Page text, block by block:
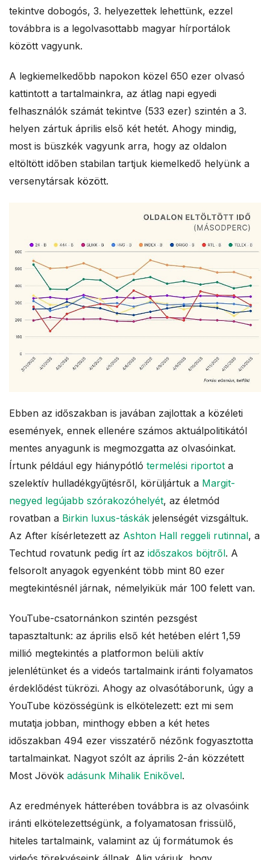
tekintve dobogós, 3. helyezettek lehettünk, ezzel
továbbra is a legolvasottabb magyar hírportálok
között vagyunk.
A legkiemelkedőbb napokon közel 650 ezer olvasó
kattintott a tartalmainkra, az átlag napi egyedi
felhasználók számát tekintve (533 ezer) szintén a 3.
helyen zártuk április első két hetét. Ahogy mindig,
most is büszkék vagyunk arra, hogy az oldalon
eltöltött időben stabilan tartjuk kiemelkedő helyünk a
versenytársak között.
Ebben az időszakban is javában zajlottak a közéleti
események, ennek ellenére számos aktuálpolitikától
mentes anyagunk is megmozgatta az olvasóinkat.
Írtunk például egy hiánypótló termelési riportot a
szelektív hulladékgyűjtésről, körüljártuk a Margit-
negyed legújabb szórakozóhelyét, az életmód
rovatban a Birkin luxus-táskák jelenségét vizsgáltuk.
Az After kísérletezett az Ashton Hall reggeli rutinnal, a
Techtud rovatunk pedig írt az időszakos böjtről. A
felsorolt anyagok egyenként több mint 80 ezer
megtekintésnél járnak, némelyikük már 100 felett van.
YouTube-csatornánkon szintén pezsgést
tapasztaltunk: az április első két hetében elért 1,59
millió megtekintés a platformon belüli aktív
jelenlétünket és a videós tartalmaink iránti folyamatos
érdeklődést tükrözi. Ahogy az olvasótáborunk, úgy a
YouTube közösségünk is elkötelezett: ezt mi sem
mutatja jobban, minthogy ebben a két hetes
időszakban 494 ezer visszatérő nézőnk fogyasztotta
tartalmainkat. Nagyot szólt az április 2-án közzétett
Most Jövök adásunk Mihalik Enikővel.
Az eredmények hátterében továbbra is az olvasóink
iránti elkötelezettségünk, a folyamatosan frissülő,
hiteles tartalmaink, valamint az új formátumok és